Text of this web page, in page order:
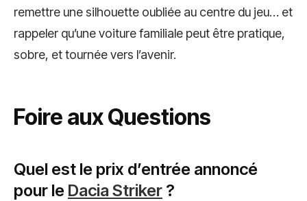
remettre une silhouette oubliée au centre du jeu… et
rappeler qu’une voiture familiale peut être pratique,
sobre, et tournée vers l’avenir.
Foire aux Questions
Quel est le prix d’entrée annoncé
pour le Dacia Striker ?